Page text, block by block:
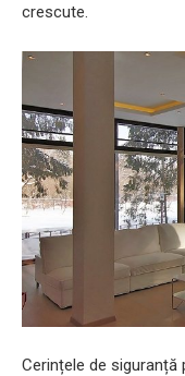
crescute.
Cerințele de siguranță